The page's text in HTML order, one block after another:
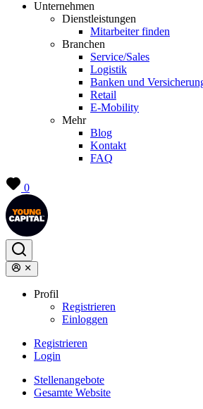
Unternehmen
Dienstleistungen
Mitarbeiter finden
Branchen
Service/Sales
Logistik
Banken und
Retail
E-Mobility
Mehr
Blog
Kontakt
FAQ
0
Profil
Registrieren
Einloggen
Registrieren
Login
Stellenangebote
Gesamte Website